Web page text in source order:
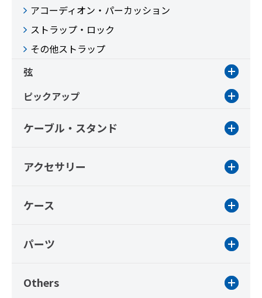
アコーディオン・パーカッション
ストラップ・ロック
その他ストラップ
弦
ピックアップ
ケーブル・スタンド
アクセサリー
ケース
パーツ
Others